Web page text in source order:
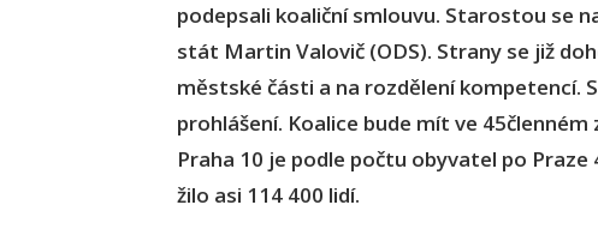
podepsali koaliční smlouvu. Starostou se
stát Martin Valovič (ODS). Strany se již
městské části a na rozdělení kompetencí.
prohlášení. Koalice bude mít ve
Praha 10 je podle počtu obyvatel po
žilo asi 114 400 lidí.